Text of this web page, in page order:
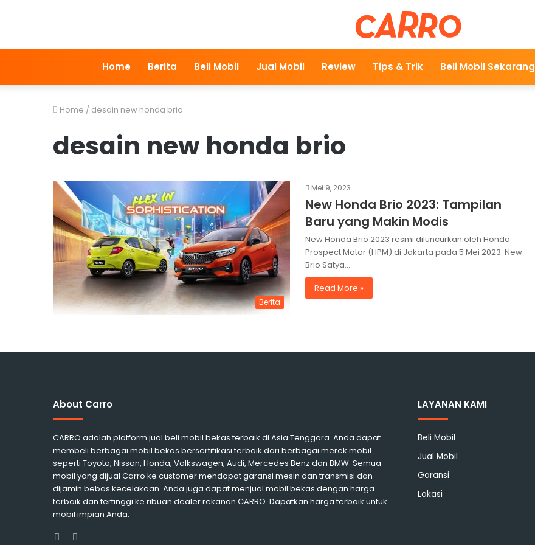
Home Berita Beli Mobil Jual Mobil Review Tips & Trik Beli Mobil Sekarang
Home / desain new honda brio
desain new honda brio
Berita
Mei 9, 2023
New Honda Brio 2023: Tampilan
Baru yang Makin Modis
New Honda Brio 2023 resmi diluncurkan oleh Honda
Prospect Motor (HPM) di Jakarta pada 5 Mei 2023. New
Brio Satya…
Read More »
About Carro
CARRO adalah platform jual beli mobil bekas terbaik di Asia Tenggara. Anda dapat
membeli berbagai mobil bekas bersertifikasi terbaik dari berbagai merek mobil
seperti Toyota, Nissan, Honda, Volkswagen, Audi, Mercedes Benz dan BMW. Semua
mobil yang dijual Carro ke customer mendapat garansi mesin dan transmisi dan
dijamin bebas kecelakaan. Anda juga dapat menjual mobil bekas dengan harga
terbaik dan tertinggi ke ribuan dealer rekanan CARRO. Dapatkan harga terbaik untuk
mobil impian Anda.
Facebook
Instagram
LAYANAN KAMI
Beli Mobil
Jual Mobil
Garansi
Lokasi